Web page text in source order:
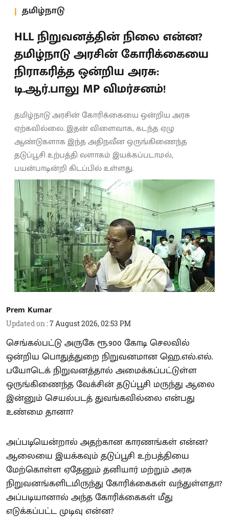
தமிழ்நாடு
HLL நிறுவனத்தின் நிலை என்ன?
தமிழ்நாடு அரசின் கோரிக்கையை
நிராகரித்த ஒன்றிய அரசு:
டி.ஆர்.பாலு MP விமர்சனம்!
தமிழ்நாடு அரசின் கோரிக்கையை ஒன்றிய அரசு
ஏற்கவில்லை. இதன் விளைவாக, கடந்த ஏழு
ஆண்டுகளாக இந்த அதிநவீன ஒருங்கிணைந்த
தடுப்பூசி உற்பத்தி வளாகம் இயக்கப்படாமல்,
பயன்பாடின்றி கிடப்பில் உள்ளது.
Prem Kumar
Updated on :7 August 2026, 02:53 PM
செங்கல்பட்டு அருகே ரூ.900 கோடி செலவில்
ஒன்றிய பொதுத்துறை நிறுவனமான ஹெ.எல்.எல்.
பயோடெக் நிறுவனத்தால் அமைக்கப்பட்டுள்ள
ஒருங்கிணைந்த வேக்சின் தடுப்பூசி மருந்து ஆலை
இன்னும் செயல்படத் துவங்கவில்லை என்பது
உண்மை தானா?
அப்படியென்றால் அதற்கான காரணங்கள் என்ன?
ஆலையை இயக்கவும் தடுப்பூசி உற்பத்தியை
மேற்கொள்ள ஏதேனும் தனியார் மற்றும் அரசு
நிறுவனங்களிடமிருந்து கோரிக்கைகள் வந்துள்ளதா?
அப்படியானால் அந்த கோரிக்கைகள் மீது
எடுக்கப்பட்ட முடிவு என்ன?